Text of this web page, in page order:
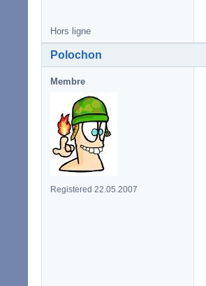
Hors ligne
Polochon
Membre
Registered 22.05.2007